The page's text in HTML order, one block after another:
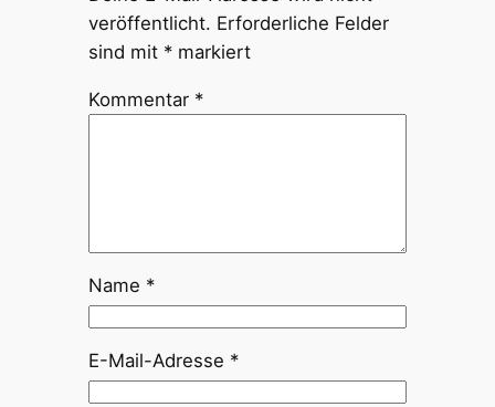
veröffentlicht. Erforderliche Felder
sind mit *markiert
Kommentar *
Name *
E-Mail-Adresse *